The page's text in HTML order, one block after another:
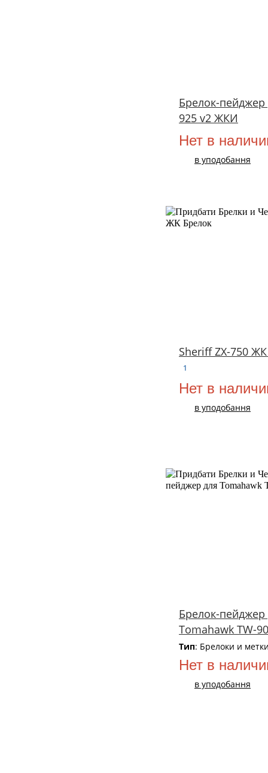
Брелок-
925 v2 ЖКИ
Нет в
в уподобання
Sheriff ZX-750
1
Нет в
в уподобання
Брелок-пейджер
Tomahawk TW-
Тип: Брелоки и
Нет в
в уподобання